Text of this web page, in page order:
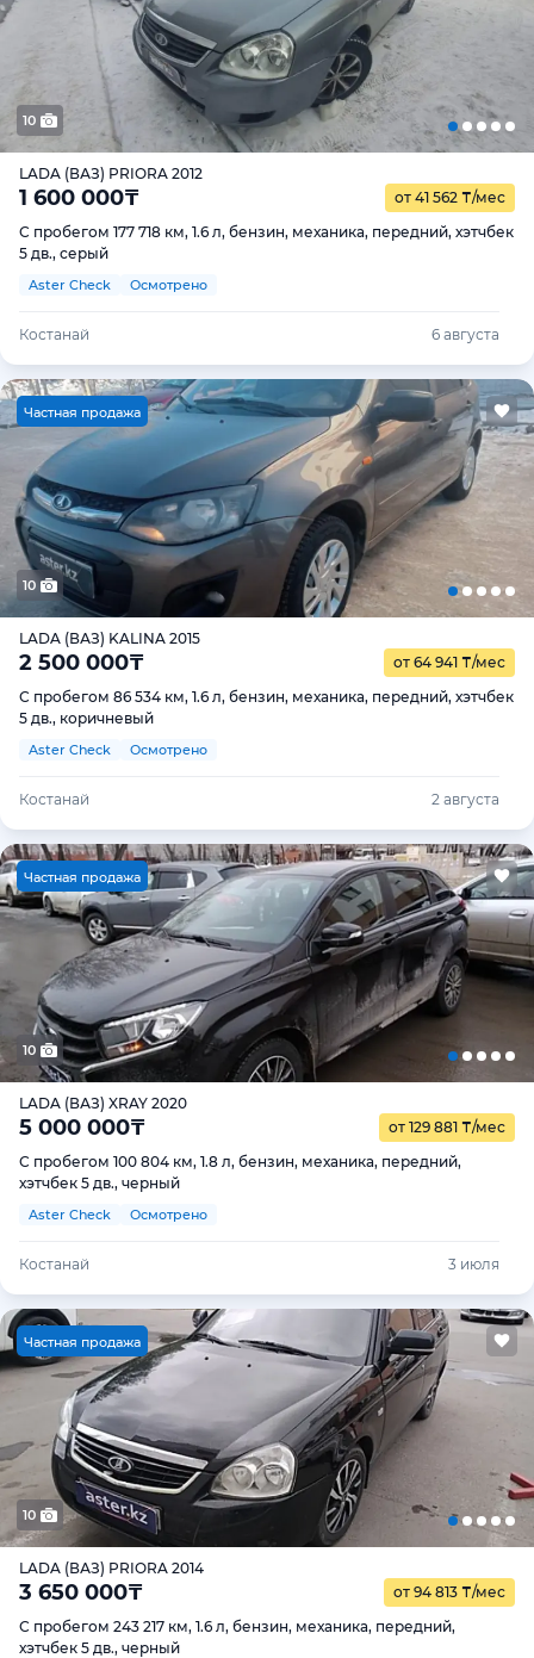
10
LADA (ВАЗ) PRIORA 2012
1 600 000₸ от 41 562 ₸/мес
С пробегом 177 718 км, 1.6 л, бензин, механика, передний, хэтчбек
5 дв., серый
Aster Check Осмотрено
Костанай 6 августа
Частная продажа
10
LADA (ВАЗ) KALINA 2015
2 500 000₸ от 64 941 ₸/мес
С пробегом 86 534 км, 1.6 л, бензин, механика, передний, хэтчбек
5 дв., коричневый
Aster Check Осмотрено
Костанай 2 августа
Частная продажа
10
LADA (ВАЗ) XRAY 2020
5 000 000₸ от 129 881 ₸/мес
С пробегом 100 804 км, 1.8 л, бензин, механика, передний,
хэтчбек 5 дв., черный
Aster Check Осмотрено
Костанай 3 июля
Частная продажа
10
LADA (ВАЗ) PRIORA 2014
3 650 000₸ от 94 813 ₸/мес
С пробегом 243 217 км, 1.6 л, бензин, механика, передний,
хэтчбек 5 дв., черный